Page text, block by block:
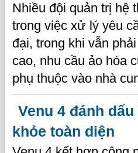
Nhiều đội quản trị hệ
trong việc xử lý yêu
đại, trong khi vẫn
cao, nhu cầu ảo hóa
phụ thuộc vào nhà
Venu 4 đánh
khỏe toàn diện